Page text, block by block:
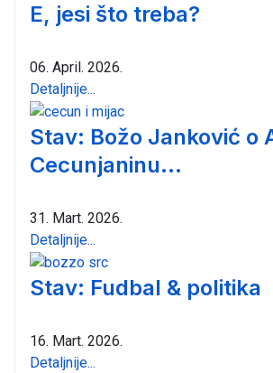
E, jesi što treba?
06. April. 2026.
Detaljnije...
Stav: Božo Janković o
Cecunjaninu...
31. Mart. 2026.
Detaljnije...
Stav: Fudbal & politika
16. Mart. 2026.
Detaljnije...